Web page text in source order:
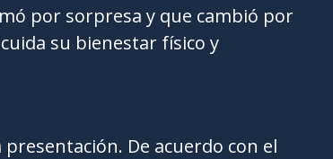
por sorpresa y que cambió por
su bienestar físico y
De acuerdo con el